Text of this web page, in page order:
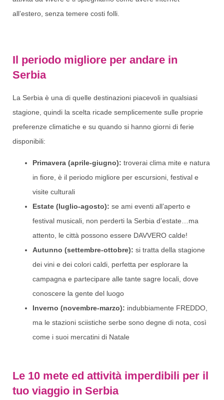
all’estero, senza temere costi folli.
Il periodo migliore per andare in
Serbia
La Serbia è una di quelle destinazioni piacevoli in qualsiasi
stagione, quindi la scelta ricade semplicemente sulle proprie
preferenze climatiche e su quando si hanno giorni di ferie
disponibili:
Primavera (aprile-giugno): troverai clima mite e natura
in fiore, è il periodo migliore per escursioni, festival e
visite culturali
Estate (luglio-agosto): se ami eventi all’aperto e
festival musicali, non perderti la Serbia d’estate…ma
attento, le città possono essere DAVVERO calde!
Autunno (settembre-ottobre): si tratta della stagione
dei vini e dei colori caldi, perfetta per esplorare la
campagna e partecipare alle tante sagre locali, dove
conoscere la gente del luogo
Inverno (novembre-marzo): indubbiamente FREDDO,
ma le stazioni sciistiche serbe sono degne di nota, così
come i suoi mercatini di Natale
Le 10 mete ed attività imperdibili per il
tuo viaggio in Serbia